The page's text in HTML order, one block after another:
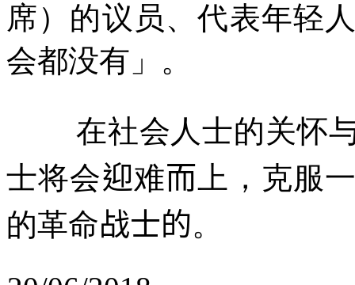
席）的议员、代表年轻
会都没有」。
在社会人士的关怀
士将会迎难而 上，克服
的革命战士的。